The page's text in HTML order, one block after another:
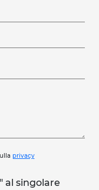
privacy
al singolare